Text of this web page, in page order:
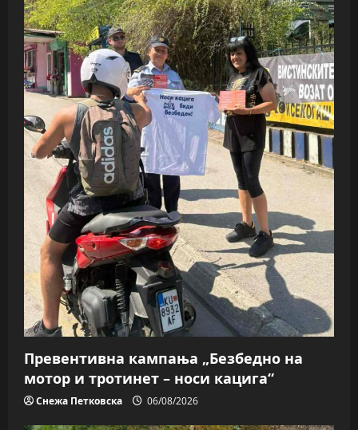
Превентивна кампања „Безбедно на
мотор и тротинет – носи кацига“
Снежа Петковска 06/08/2026